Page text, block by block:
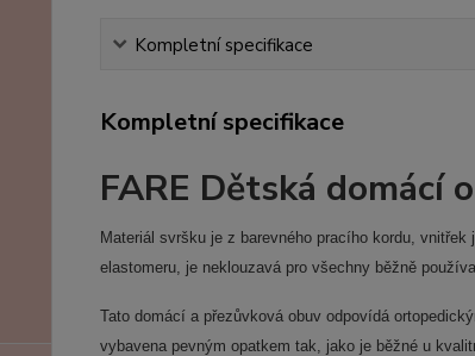
Kompletní specifikace
Kompletní specifikace
FARE Dětská domácí
Materiál svršku je z barevného pracího kordu,
elastomeru, je neklouzavá pro všechny běžně
Tato domácí a přezůvková obuv odpovídá
vybavena pevným opatkem tak, jako je běžné u